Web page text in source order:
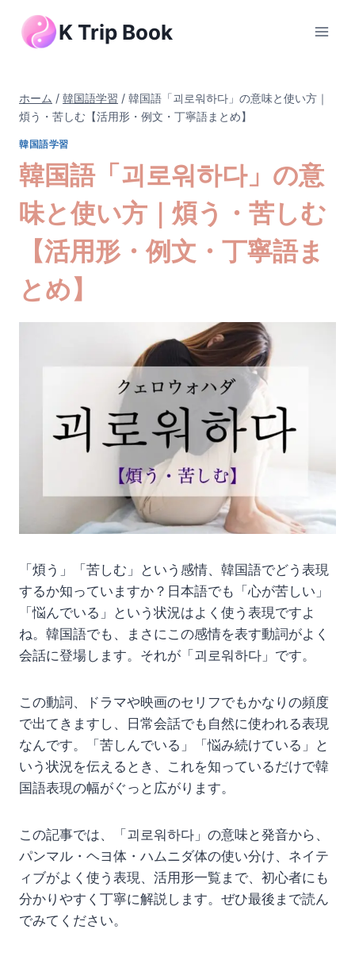
K Trip Book
ホーム / 韓国語学習 / 韓国語「괴로워하다」の意味と使い方｜
煩う・苦しむ【活用形・例文・丁寧語まとめ】
韓国語学習
韓国語「괴로워하다」の意
味と使い方｜煩う・苦しむ
【活用形・例文・丁寧語ま
とめ】
「煩う」「苦しむ」という感情、韓国語でどう表現
するか知っていますか？日本語でも「心が苦しい」
「悩んでいる」という状況はよく使う表現ですよ
ね。韓国語でも、まさにこの感情を表す動詞がよく
会話に登場します。それが「괴로워하다」です。
この動詞、ドラマや映画のセリフでもかなりの頻度
で出てきますし、日常会話でも自然に使われる表現
なんです。「苦しんでいる」「悩み続けている」と
いう状況を伝えるとき、これを知っているだけで韓
国語表現の幅がぐっと広がります。
この記事では、「괴로워하다」の意味と発音から、
パンマル・ヘヨ体・ハムニダ体の使い分け、ネイテ
ィブがよく使う表現、活用形一覧まで、初心者にも
分かりやすく丁寧に解説します。ぜひ最後まで読ん
でみてください。